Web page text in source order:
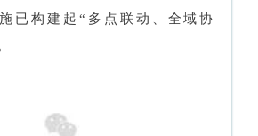
已构建起“多点联动、全域协